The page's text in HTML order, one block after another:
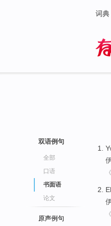
词典
双语例句
全部
口语
书面语
论文
原声例句